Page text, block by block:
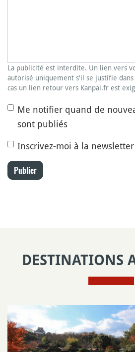
La publicité est interdite. Un lien vers
autorisé uniquement s'il se justifie
cas un lien retour vers Kanpai.fr est
Me notifier quand de
sont publiés
Inscrivez-moi à la
Publier
DESTINATIONS